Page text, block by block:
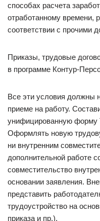
способах расчета
отработанному времени,
соответствии с прочими
Приказы, трудовые
в программе Контур-
Все эти условия должны
приеме на работу.
унифицированную форму
Оформлять новую
ни внутренним
дополнительной работе
совместительство
основании заявления.
представить
трудоустройство на
приказа и пр.).